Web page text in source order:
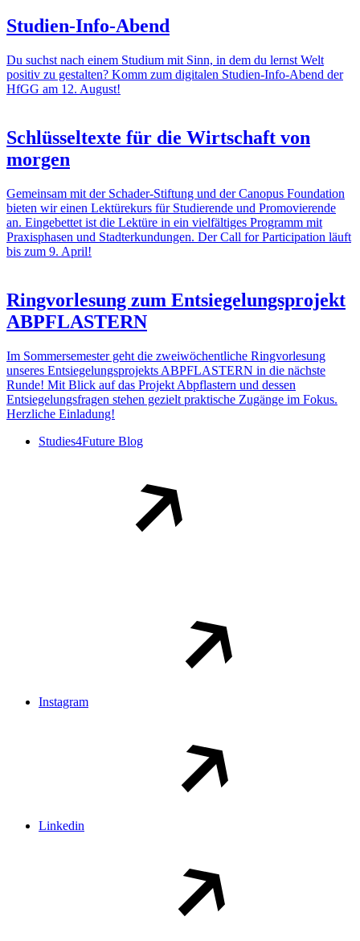
Studien-Info-Abend
Du suchst nach einem Studium mit Sinn, in dem du lernst Welt
positiv zu gestalten? Komm zum digitalen Studien-Info-Abend der
HfGG am 12. August!
Schlüsseltexte für die Wirtschaft von
morgen
Gemeinsam mit der Schader-Stiftung und der Canopus Foundation
bieten wir einen Lektürekurs für Studierende und Promovierende
an. Eingebettet ist die Lektüre in ein vielfältiges Programm mit
Praxisphasen und Stadterkundungen. Der Call for Participation läuft
bis zum 9. April!
Ringvorlesung zum Entsiegelungsprojekt
ABPFLASTERN
Im Sommersemester geht die zweiwöchentliche Ringvorlesung
unseres Entsiegelungsprojekts ABPFLASTERN in die nächste
Runde! Mit Blick auf das Projekt Abpflastern und dessen
Entsiegelungsfragen stehen gezielt praktische Zugänge im Fokus.
Herzliche Einladung!
Studies4Future Blog
Instagram
Linkedin